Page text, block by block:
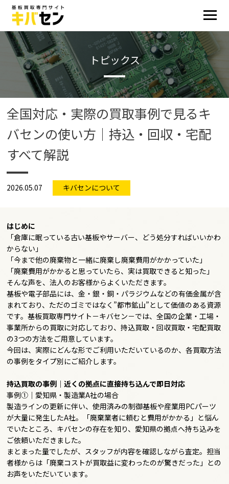
トピックス
全国対応・実際の買取事例で見るキ
バセンの使い方｜持込・回収・宅配
すべて解説
2026.05.07 キバセンについて
はじめに
「倉庫に眠っている古い基板やサーバー、どう処分すればいいかわ
からない」
「今まで他の廃棄物と一緒に廃棄し廃棄費用がかかっていた」
「廃棄費用がかかると思っていたら、実は買取できると知った」
――そんな声を、法人のお客様からよくいただきます。
基板や電子部品には、金・銀・銅・パラジウムなどの有価金属が含
まれており、ただのゴミではなく”都市鉱山”として価値のある資源
です。基板買取専門サイト－キバセン－では、全国の企業・工場・
事業所からの買取に対応しており、持込買取・回収買取・宅配買取
の3つの方法をご用意しています。
今回は、実際にどんな形でご利用いただいているのか、各買取方法
の事例をタイプ別にご紹介します。
持込買取の事例｜近くの拠点に直接持ち込んで即日対応
事例①｜愛知県・製造業A社の場合
製造ラインの更新に伴い、使用済みの制御基板や産業用PCパーツ
が大量に発生したA社。「廃棄業者に頼むと費用がかかる」と悩ん
でいたところ、キバセンの存在を知り、愛知県の拠点へ持ち込みを
ご依頼いただきました。
まとまった量でしたが、スタッフが内容を確認しながら査定。担当
者様からは「廃棄コストが買取益に変わったのが驚きだった」との
お声をいただいています。